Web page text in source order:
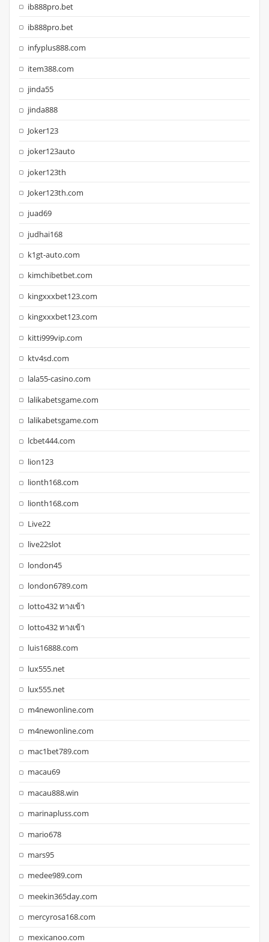
ib888pro.bet
ib888pro.bet
infyplus888.com
item388.com
jinda55
jinda888
Joker123
joker123auto
joker123th
Joker123th.com
juad69
judhai168
k1gt-auto.com
kimchibetbet.com
kingxxxbet123.com
kingxxxbet123.com
kitti999vip.com
ktv4sd.com
lala55-casino.com
lalikabetsgame.com
lalikabetsgame.com
lcbet444.com
lion123
lionth168.com
lionth168.com
Live22
live22slot
london45
london6789.com
lotto432 ทางเข้า
lotto432 ทางเข้า
luis16888.com
lux555.net
lux555.net
m4newonline.com
m4newonline.com
mac1bet789.com
macau69
macau888.win
marinapluss.com
mario678
mars95
medee989.com
meekin365day.com
mercyrosa168.com
mexicanoo.com